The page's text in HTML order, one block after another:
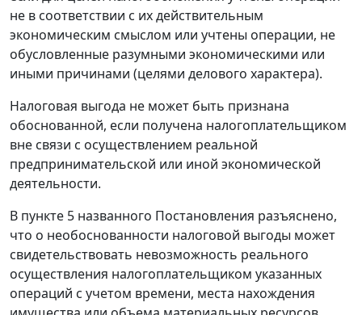
не в соответствии с их действительным
экономическим смыслом или учтены операции, не
обусловленные разумными экономическими или
иными причинами (целями делового характера).
Налоговая выгода не может быть признана
обоснованной, если получена налогоплательщиком
вне связи с осуществлением реальной
предпринимательской или иной экономической
деятельности.
В пункте 5 названного Постановления разъяснено,
что о необоснованности налоговой выгоды может
свидетельствовать невозможность реального
осуществления налогоплательщиком указанных
операций с учетом времени, места нахождения